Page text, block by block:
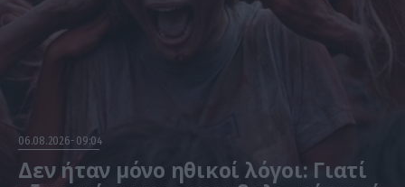
06.08.2026 09:04
Δεν ήταν μόνο ηθικοί λόγοι: Γιατί